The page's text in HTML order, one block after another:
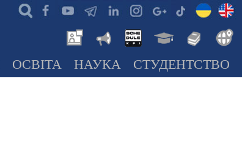
ОСВІТА НАУКА СТУДЕНТСТВО